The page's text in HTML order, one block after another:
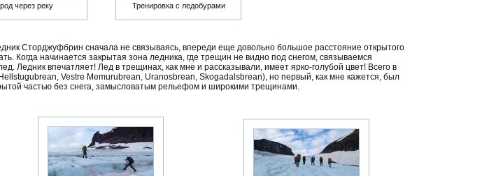
через реку Тренировка с ледобурами
Сторджуфбрин сначала не связываясь, впереди еще довольно большое расстояние открытого
Когда начинается закрытая зона ледника, где трещин не видно под снегом, связываемся
Ледник впечатляет! Лед в трещинах, как мне и рассказывали, имеет ярко-голубой цвет! Всего в
Vestre Memurubrean, Uranosbrean, Skogadalsbrean), но первый, как мне кажется, был
частью без снега, замысловатым рельефом и широкими трещинами.